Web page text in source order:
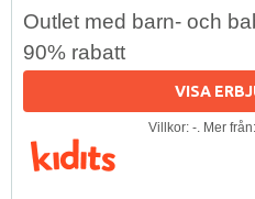
Outlet med barn- och
90% rabatt
VISA
Villkor: -. Mer från: